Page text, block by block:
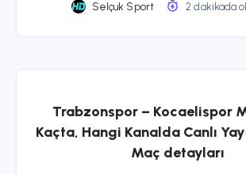
Selçuk Sport 2 dakikada
Trabzonspor – Kocaelispor
Kaçta, Hangi Kanalda Canlı
Maç detayları